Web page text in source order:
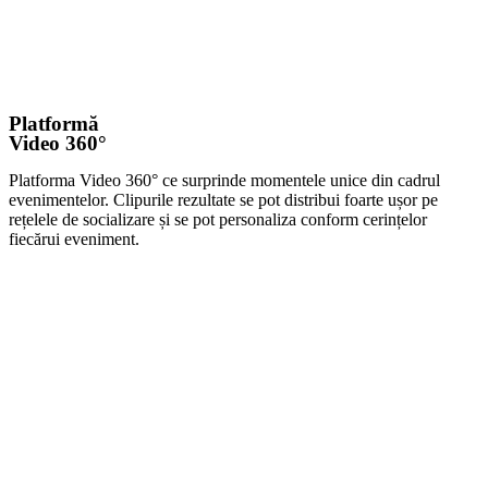
Platformă
Video 360°
Platforma Video 360° ce surprinde momentele unice din cadrul
evenimentelor. Clipurile rezultate se pot distribui foarte ușor pe
rețelele de socializare și se pot personaliza conform cerințelor
fiecărui eveniment.